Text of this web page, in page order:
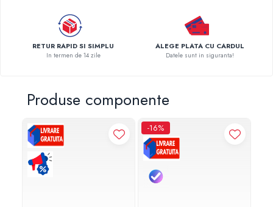
Centrale peleti lemn
RETUR RAPID SI SIMPLU
In termen de 14 zile
ALEGE PLATA CU CARDUL
Datele sunt in siguranta!
Produse componente
-16%